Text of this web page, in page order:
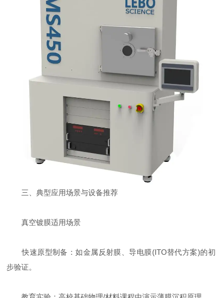
三、典型应用场景与设备推荐
真空镀膜适用场景
快速原型制备：如金属反射膜、导电膜(ITO替代方案)的初
步验证。